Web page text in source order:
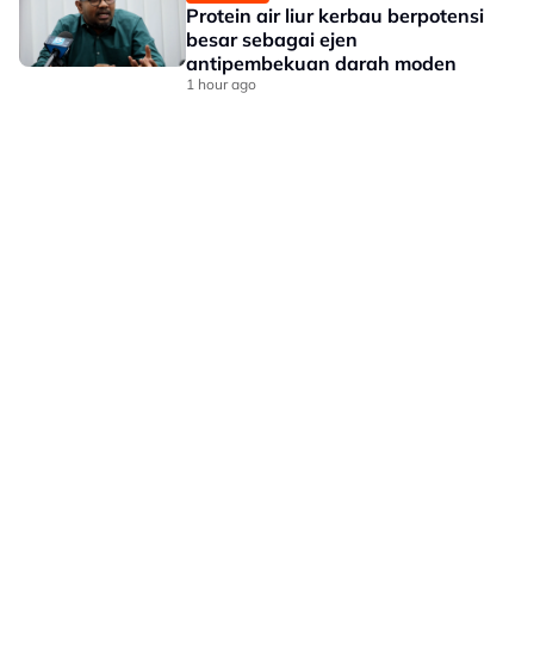
Protein air liur kerbau berpotensi
besar sebagai ejen
antipembekuan darah moden
1 hour ago